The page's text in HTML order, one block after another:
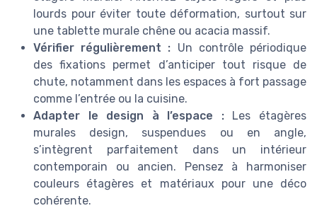
lourds pour éviter toute déformation, surtout sur
une tablette murale chêne ou acacia massif.
Vérifier régulièrement : Un contrôle périodique
des fixations permet d’anticiper tout risque de
chute, notamment dans les espaces à fort passage
comme l’entrée ou la cuisine.
Adapter le design à l’espace :Les étagères
murales design, suspendues ou en angle,
s’intègrent parfaitement dans un intérieur
contemporain ou ancien. Pensez à harmoniser
couleurs étagères et matériaux pour une déco
cohérente.